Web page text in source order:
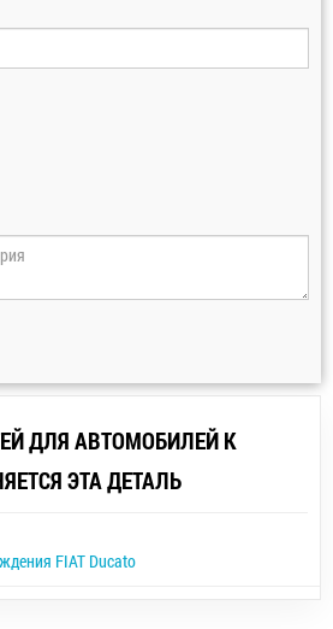
ДЛЯ АВТОМОБИЛЕЙ К
ЭТА ДЕТАЛЬ
FIAT Ducato